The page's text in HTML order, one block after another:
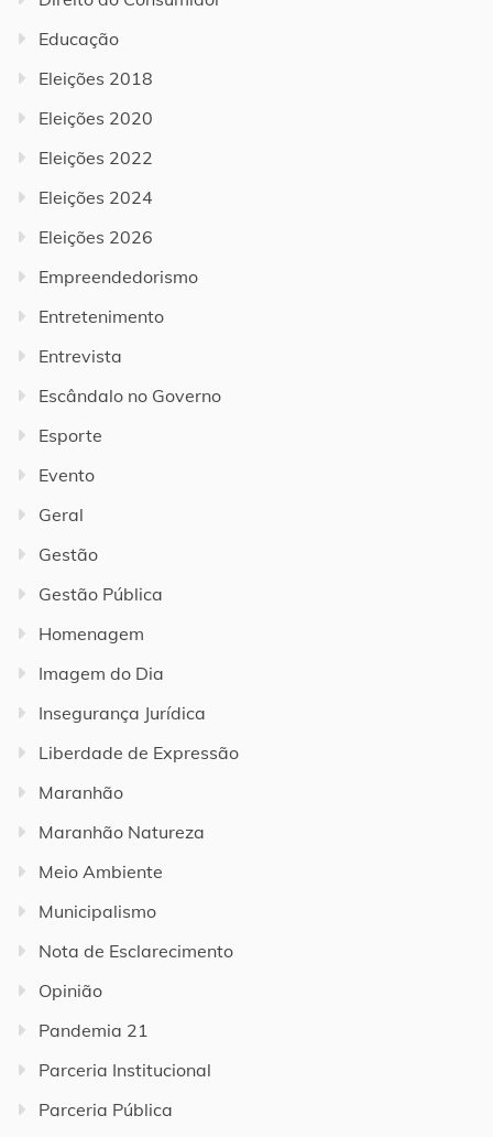
Educação
Eleições 2018
Eleições 2020
Eleições 2022
Eleições 2024
Eleições 2026
Empreendedorismo
Entretenimento
Entrevista
Escândalo no Governo
Esporte
Evento
Geral
Gestão
Gestão Pública
Homenagem
Imagem do Dia
Insegurança Jurídica
Liberdade de Expressão
Maranhão
Maranhão Natureza
Meio Ambiente
Municipalismo
Nota de Esclarecimento
Opinião
Pandemia 21
Parceria Institucional
Parceria Pública